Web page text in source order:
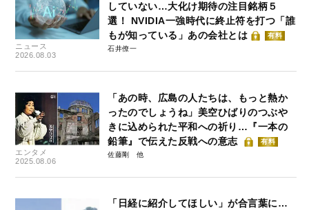
ニュース
2026.08.03
していない…大化け期待の注目銘柄５
選！ NVIDIA一強時代に終止符を打つ「誰
もが知っている」あの会社とは
有料
石井僚一
エンタメ
2025.08.06
「あの時、広島の人たちは、もっと熱か
ったのでしょうね」美空ひばりのつぶや
きに込められた平和への祈り…『一本の
鉛筆』で伝えた反戦への意志
有料
佐藤剛
「日経に紹介してほしい」が合言葉に…